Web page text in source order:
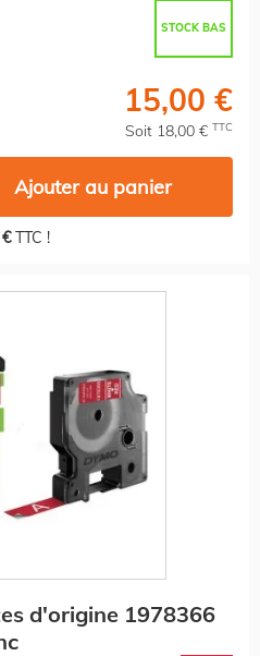
STOCK BAS
15,00 €
Soit 18,00 € TTC
Ajouter au panier
TTC !
d'origine 1978366